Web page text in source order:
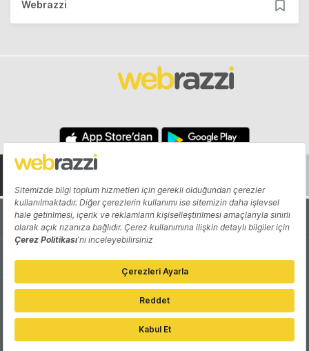
Webrazzi
Hakkında Yazarlar
Katkıda Bulun Reklam